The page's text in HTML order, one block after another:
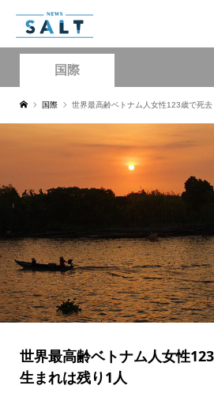
国際
国際 世界最高齢ベトナム人女性123歳で死
世界最高齢ベトナム人女性
生まれは残り1人